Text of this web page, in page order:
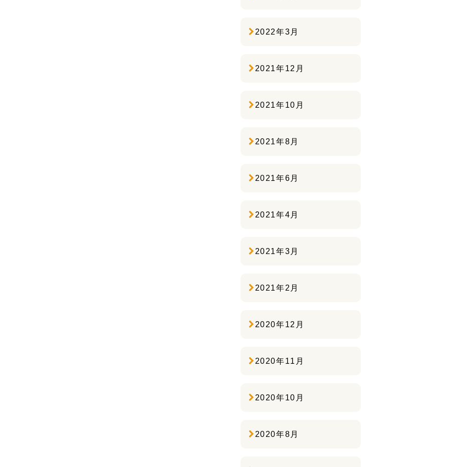
2022年3月
2021年12月
2021年10月
2021年8月
2021年6月
2021年4月
2021年3月
2021年2月
2020年12月
2020年11月
2020年10月
2020年8月